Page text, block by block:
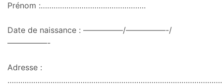
Prénom :………………………………………….
Date de naissance : —————/—————-/
—————-
Adresse :